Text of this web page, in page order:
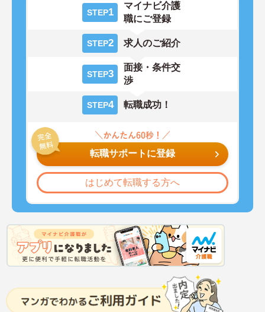
STEP1
マイナビ介護
職にご登録
STEP2 求人のご紹介
STEP3
面接・条件交
渉
STEP4 転職成功！
転職サポートに登録
はじめて転職する方へ